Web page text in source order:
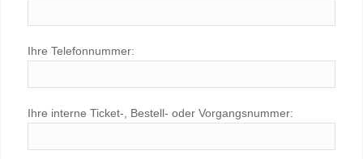
Ihre Telefonnummer:
Ihre interne Ticket-, Bestell- oder Vorgangsnummer: